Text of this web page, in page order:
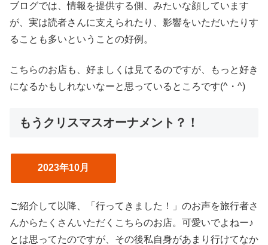
ブログでは、情報を提供する側、みたいな顔しています
が、実は読者さんに支えられたり、影響をいただいたりす
ることも多いということの好例。
こちらのお店も、好ましくは見てるのですが、もっと好き
になるかもしれないなーと思っているところです(^・^)
もうクリスマスオーナメント？！
2023年10月
ご紹介して以降、「行ってきました！」のお声を旅行者さ
んからたくさんいただくこちらのお店。可愛いでよねー♪
とは思ってたのですが、その後私自身があまり行けてなか